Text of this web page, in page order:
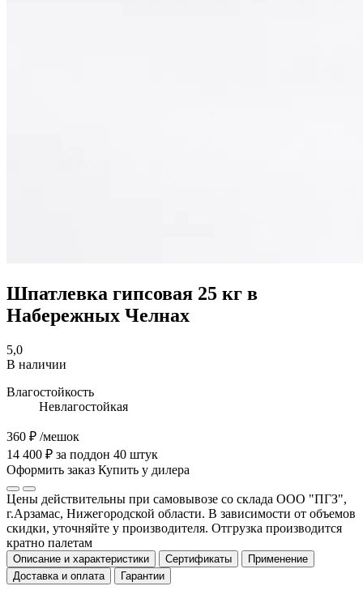
Шпатлевка гипсовая 25 кг в
Набережных Челнах
5,0
В наличии
Влагостойкость
Невлагостойкая
360 ₽ /мешок
14 400 ₽ за поддон 40 штук
Оформить заказ Купить у дилера
Цены действительны при самовывозе со склада ООО "ПГЗ",
г.Арзамас, Нижегородской области. В зависимости от объемов
скидки, уточняйте у производителя. Отгрузка производится
кратно палетам
Описание и характеристики Сертификаты
Применение
Доставка и оплата
Гарантии